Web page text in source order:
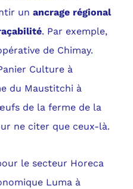
un ancrage régional
. Par exemple,
de Chimay.
Culture à
du Maustitchi à
de la ferme de la
ne citer que ceux-là.
le secteur Horeca
Luma à